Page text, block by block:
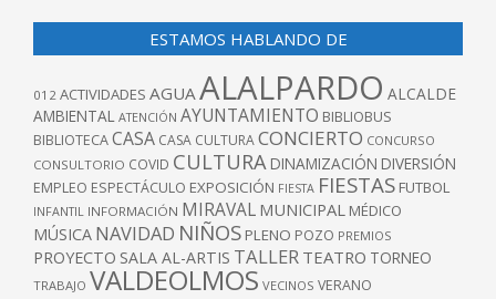
ESTAMOS HABLANDO DE
012 ACTIVIDADES AGUA ALALPARDO ALCALDE
AMBIENTAL ATENCIÓN AYUNTAMIENTO BIBLIOBUS
BIBLIOTECACASA CASA CULTURACONCIERTO CONCURSO
CONSULTORIO COVID CULTURA DINAMIZACIÓN DIVERSIÓN
EMPLEO ESPECTÁCULO EXPOSICIÓN FIESTA FIESTAS FUTBOL
INFANTIL INFORMACIÓN MIRAVAL MUNICIPAL MÉDICO
MÚSICA NAVIDAD NIÑOS PLENO POZO PREMIOS
PROYECTO SALA AL-ARTIS TALLER TEATRO TORNEO
TRABAJO VALDEOLMOS VECINOS VERANO